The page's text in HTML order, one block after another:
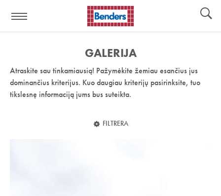
nuoroda:
GALERIJA
Atraskite sau tinkamiausią! Pažymėkite žemiau esančius jus
dominančius kriterijus. Kuo daugiau kriterijų pasirinksite, tuo
tikslesnę informaciją jums bus suteikta.
FILTRERA